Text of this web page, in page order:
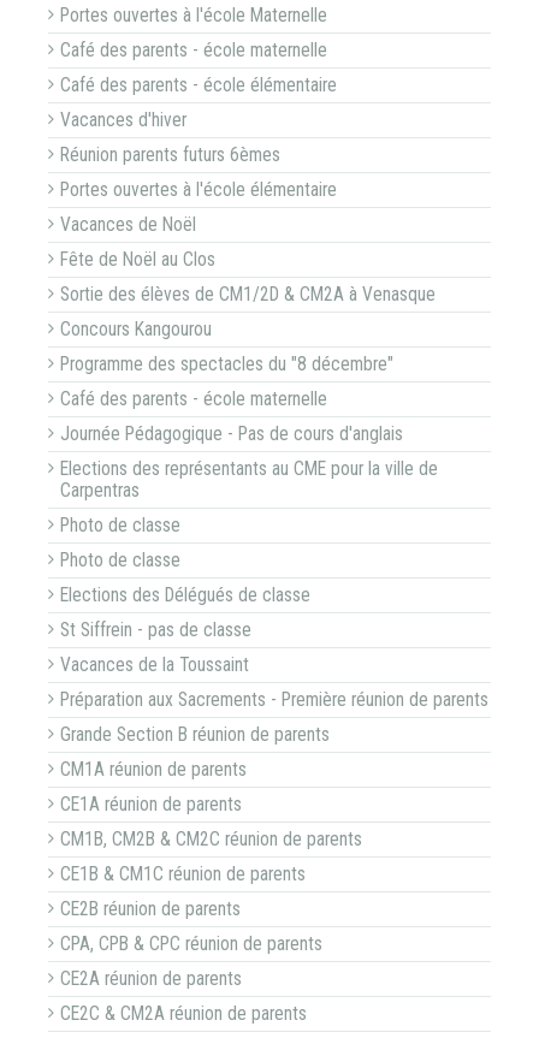
Portes ouvertes à l'école Maternelle
Café des parents - école maternelle
Café des parents - école élémentaire
Vacances d'hiver
Réunion parents futurs 6èmes
Portes ouvertes à l'école élémentaire
Vacances de Noël
Fête de Noël au Clos
Sortie des élèves de CM1/2D & CM2A à Venasque
Concours Kangourou
Programme des spectacles du "8 décembre"
Café des parents - école maternelle
Journée Pédagogique - Pas de cours d'anglais
Elections des représentants au CME pour la ville de
Carpentras
Photo de classe
Photo de classe
Elections des Délégués de classe
St Siffrein - pas de classe
Vacances de la Toussaint
Préparation aux Sacrements - Première réunion de parents
Grande Section B réunion de parents
CM1A réunion de parents
CE1A réunion de parents
CM1B, CM2B & CM2C réunion de parents
CE1B & CM1C réunion de parents
CE2B réunion de parents
CPA, CPB & CPC réunion de parents
CE2A réunion de parents
CE2C & CM2A réunion de parents